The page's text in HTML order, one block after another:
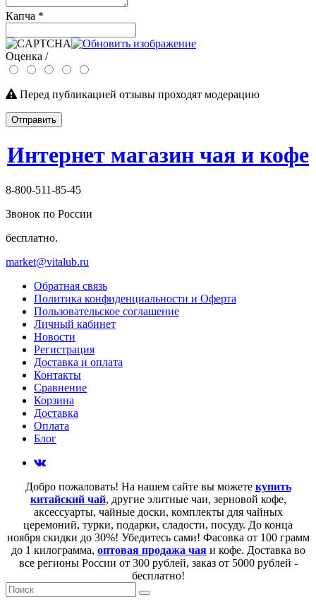
Капча *
Оценка /
Перед публикацией отзывы проходят модерацию
Отправить
Интернет магазин чая и кофе
8-800-511-85-45
Звонок по России
бесплатно.
market@vitalub.ru
Обратная связь
Политика конфиденциальности и Оферта
Пользовательское соглашение
Личный кабинет
Новости
Регистрация
Доставка и оплата
Контакты
Сравнение
Корзина
Доставка
Оплата
Блог
Добро пожаловать! На нашем сайте вы можете купить
китайский чай, другие элитные чаи, зерновой кофе,
аксессуарты, чайные доски, комплекты для чайных
церемоний, турки, подарки, сладости, посуду. До конца
ноября скидки до 30%! Убедитесь сами! Фасовка от 100 грамм
до 1 килограмма, оптовая продажа чаяи кофе. Доставка во
все регионы России от 300 рублей, заказ от 5000 рублей -
бесплатно!